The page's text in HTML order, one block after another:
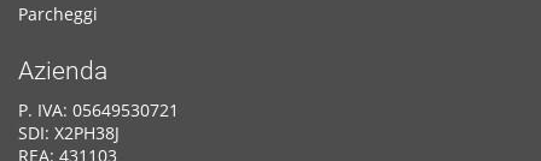
Parcheggi
Azienda
P. IVA: 05649530721
SDI: X2PH38J
REA: 431103